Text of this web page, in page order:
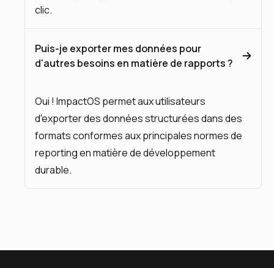
clic.
Puis-je exporter mes données pour
d'autres besoins en matière de rapports ?
Oui ! ImpactOS permet aux utilisateurs
d'exporter des données structurées dans des
formats conformes aux principales normes de
reporting en matière de développement
durable.